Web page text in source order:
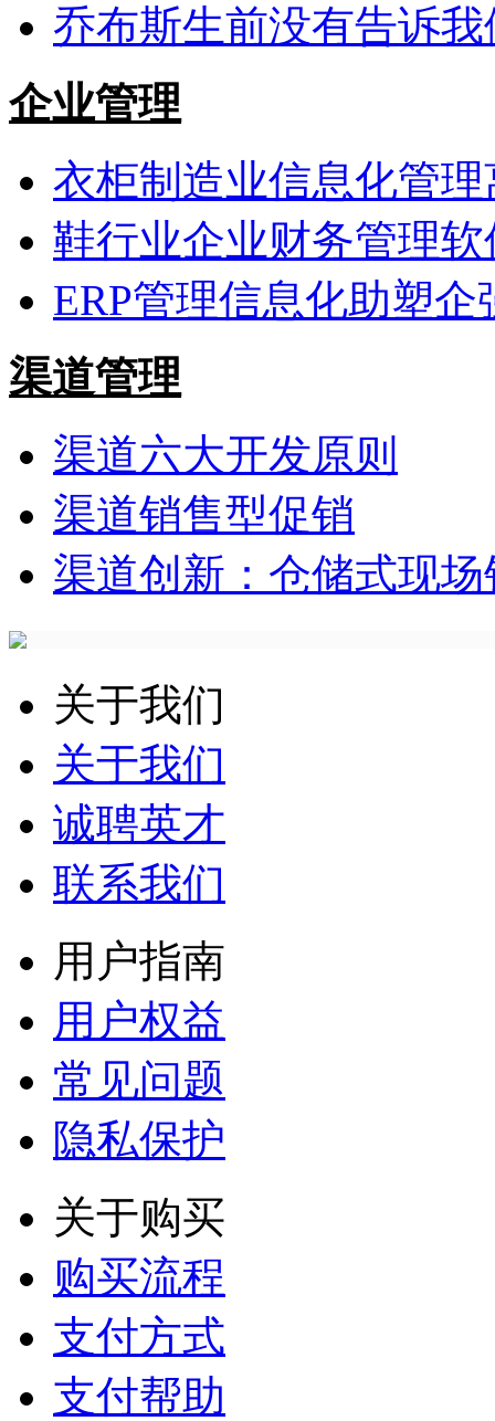
乔布斯生前没有告诉
企业管理
衣柜制造业信息化管
鞋行业企业财务管理软
ERP管理信息化助塑企
渠道管理
渠道六大开发原则
渠道销售型促销
渠道创新：仓储式现场
关于我们
关于我们
诚聘英才
联系我们
用户指南
用户权益
常见问题
隐私保护
关于购买
购买流程
支付方式
支付帮助